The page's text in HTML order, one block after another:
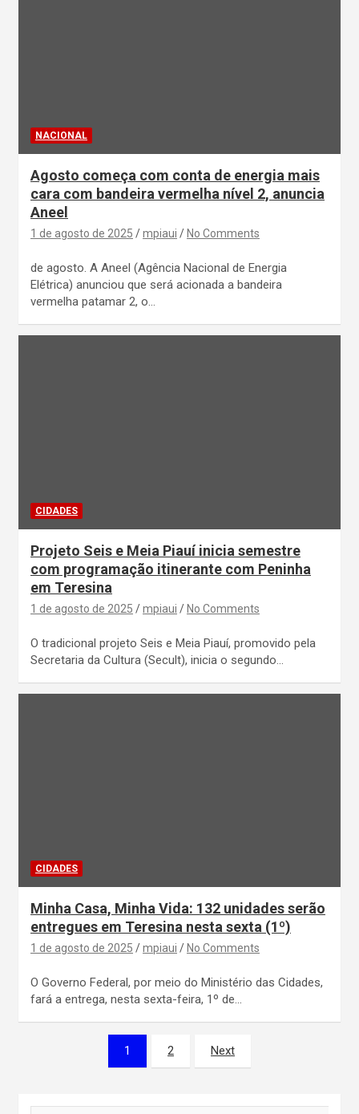
NACIONAL
Agosto começa com conta de energia mais
cara com bandeira vermelha nível 2, anuncia
Aneel
1 de agosto de 2025 mpiaui No Comments
de agosto. A Aneel (Agência Nacional de Energia
Elétrica) anunciou que será acionada a bandeira
vermelha patamar 2, o…
CIDADES
Projeto Seis e Meia Piauí inicia semestre
com programação itinerante com Peninha
em Teresina
1 de agosto de 2025 mpiaui No Comments
O tradicional projeto Seis e Meia Piauí, promovido pela
Secretaria da Cultura (Secult), inicia o segundo…
CIDADES
Minha Casa, Minha Vida: 132 unidades serão
entregues em Teresina nesta sexta (1º)
1 de agosto de 2025 mpiaui No Comments
O Governo Federal, por meio do Ministério das Cidades,
fará a entrega, nesta sexta-feira, 1º de…
1 2 Next